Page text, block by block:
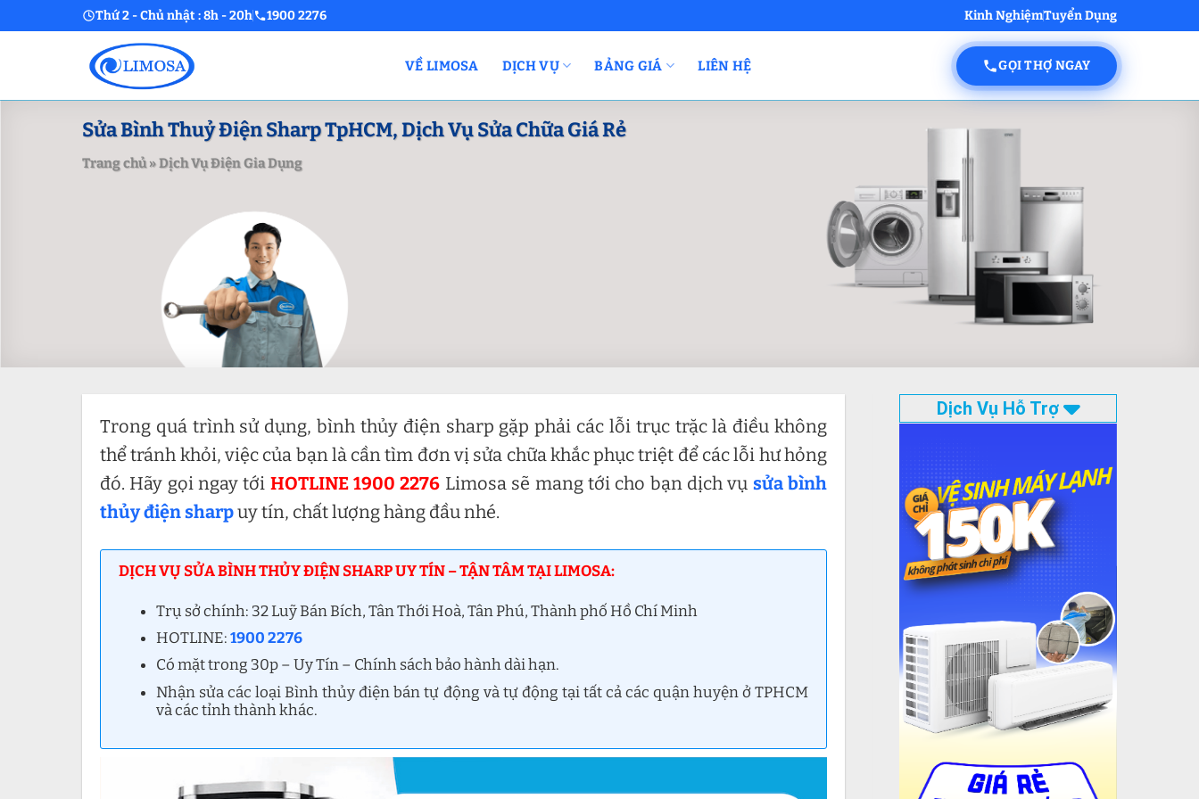
to
Thứ 2 - Chủ nhật : 8h - 20h 1900 2276 Kinh NghiệmTuyển Dụng
VỀ LIMOSA DỊCH VỤ BẢNG GIÁ LIÊN HỆ GỌI THỢ NGAY
Sửa Bình Thuỷ Điện Sharp TpHCM, Dịch Vụ Sửa Chữa Giá Rẻ
Trang chủ»Dịch Vụ Điện Gia Dụng
Trong quá trình sử dụng, bình thủy điện sharp gặp phải các lỗi trục trặc là điều không
thể tránh khỏi, việc của bạn là cần tìm đơn vị sửa chữa khắc phục triệt để các lỗi hư hỏng
đó. Hãy gọi ngay tới HOTLINE 1900 2276 Limosa sẽ mang tới cho bạn dịch vụ sửa bình
thủy điện sharpuy tín, chất lượng hàng đầu nhé.
DỊCH VỤ SỬA BÌNH THỦY ĐIỆN SHARP UY TÍN – TẬN TÂM TẠI LIMOSA:
Trụ sở chính: 32 Luỹ Bán Bích, Tân Thới Hoà, Tân Phú, Thành phố Hồ Chí Minh
HOTLINE:1900 2276
Có mặt trong 30p – Uy Tín – Chính sách bảo hành dài hạn.
Nhận sửa các loại Bình thủy điện bán tự động và tự động tại tất cả các quận huyện ở TPHCM
và các tỉnh thành khác.
Dịch Vụ Hỗ Trợ